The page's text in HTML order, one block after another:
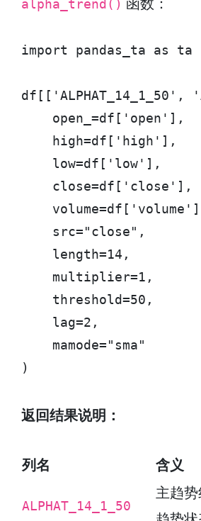
alpha_trend()
import pandas_ta as ta
df[['ALPHAT_14_1_50',
    open_=df['open'],
    high=df['high'],
    low=df['low'],
    close=df['close'],
    src="close",
    length=14,
    multiplier=1,
    threshold=50,
    lag=2,
    mamode="sma"
)
返回结果说明：
列名 含义
ALPHAT_14_1_50
主趋